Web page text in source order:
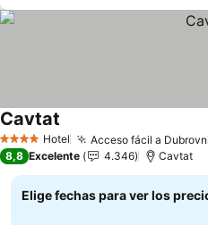
4 EstrellasHotel Acceso fácil a
Cavtat
8,8 Excelente 4.346 Cavtat
Elige fechas para ver los